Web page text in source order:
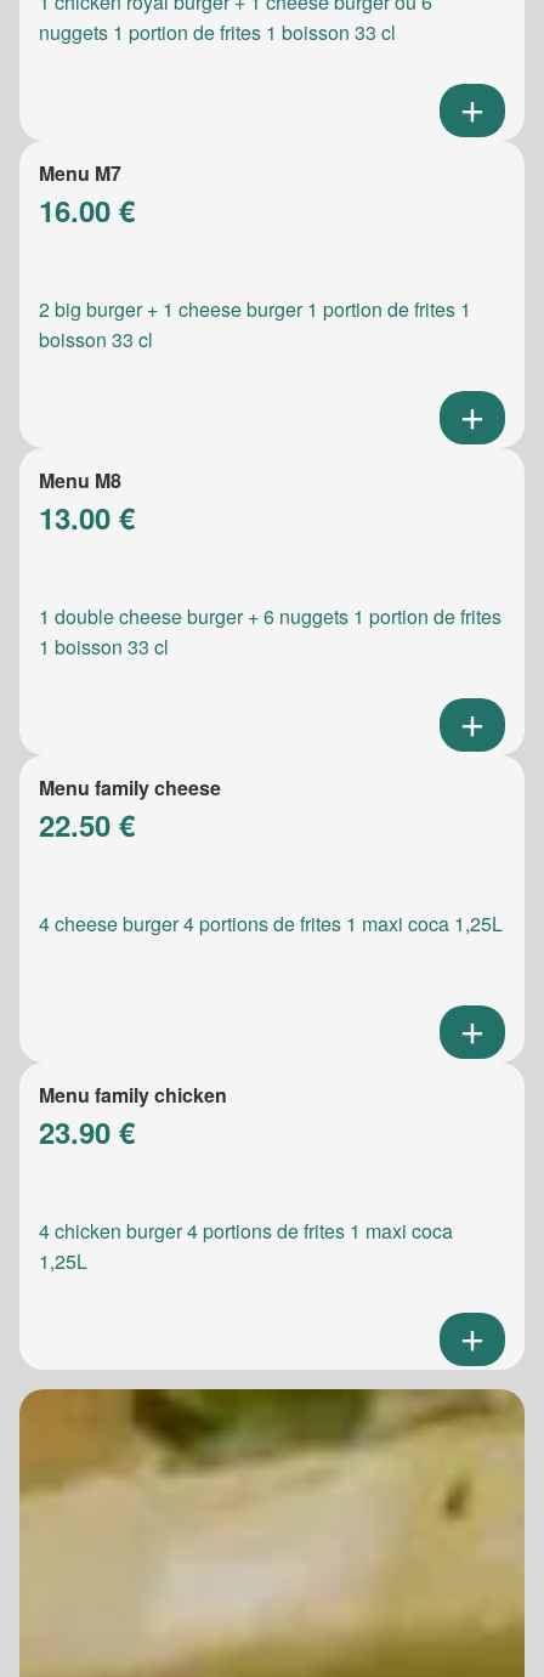
nuggets 1 portion de frites 1 boisson 33 cl
Menu M7
16.00 €
2 big burger + 1 cheese burger 1 portion de frites 1
boisson 33 cl
Menu M8
13.00 €
1 double cheese burger + 6 nuggets 1 portion de frites
1 boisson 33 cl
Menu family cheese
22.50 €
4 cheese burger 4 portions de frites 1 maxi coca 1,25L
Menu family chicken
23.90 €
4 chicken burger 4 portions de frites 1 maxi coca
1,25L